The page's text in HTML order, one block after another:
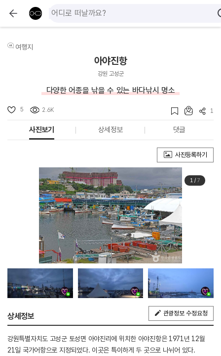
여행지
아야진항
강원 고성군
다양한 어종을 낚을 수 있는 바다낚시 명소
5 2.6K 1
사진보기 상세정보 댓글
사진등록하기
1/ 7
상세정보 관광정보 수정요청
강원특별자치도 고성군 토성면 아야진리에 위치한 아야진항은 1971년 12월
21일 국가어항으로 지정되었다. 이곳은 특이하게 두 곳으로 나뉘어 있다.